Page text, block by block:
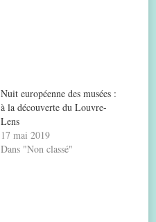
Nuit européenne des musées :
à la découverte du Louvre-
Lens
17 mai 2019
Dans "Non classé"